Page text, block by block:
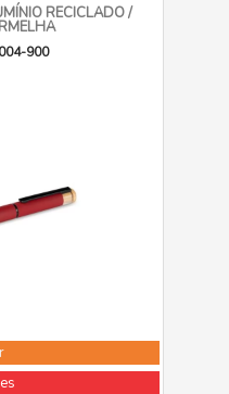
RECICLADO /
900